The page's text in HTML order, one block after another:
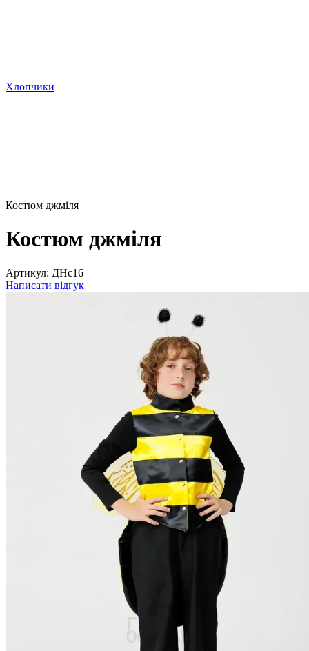
Хлопчики
Костюм джміля
Костюм джміля
Артикул: ДНс16
Написати відгук